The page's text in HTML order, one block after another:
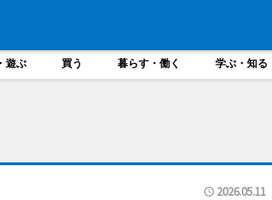
遊ぶ 買う 暮らす・働く 学ぶ・知る
2026.05.11